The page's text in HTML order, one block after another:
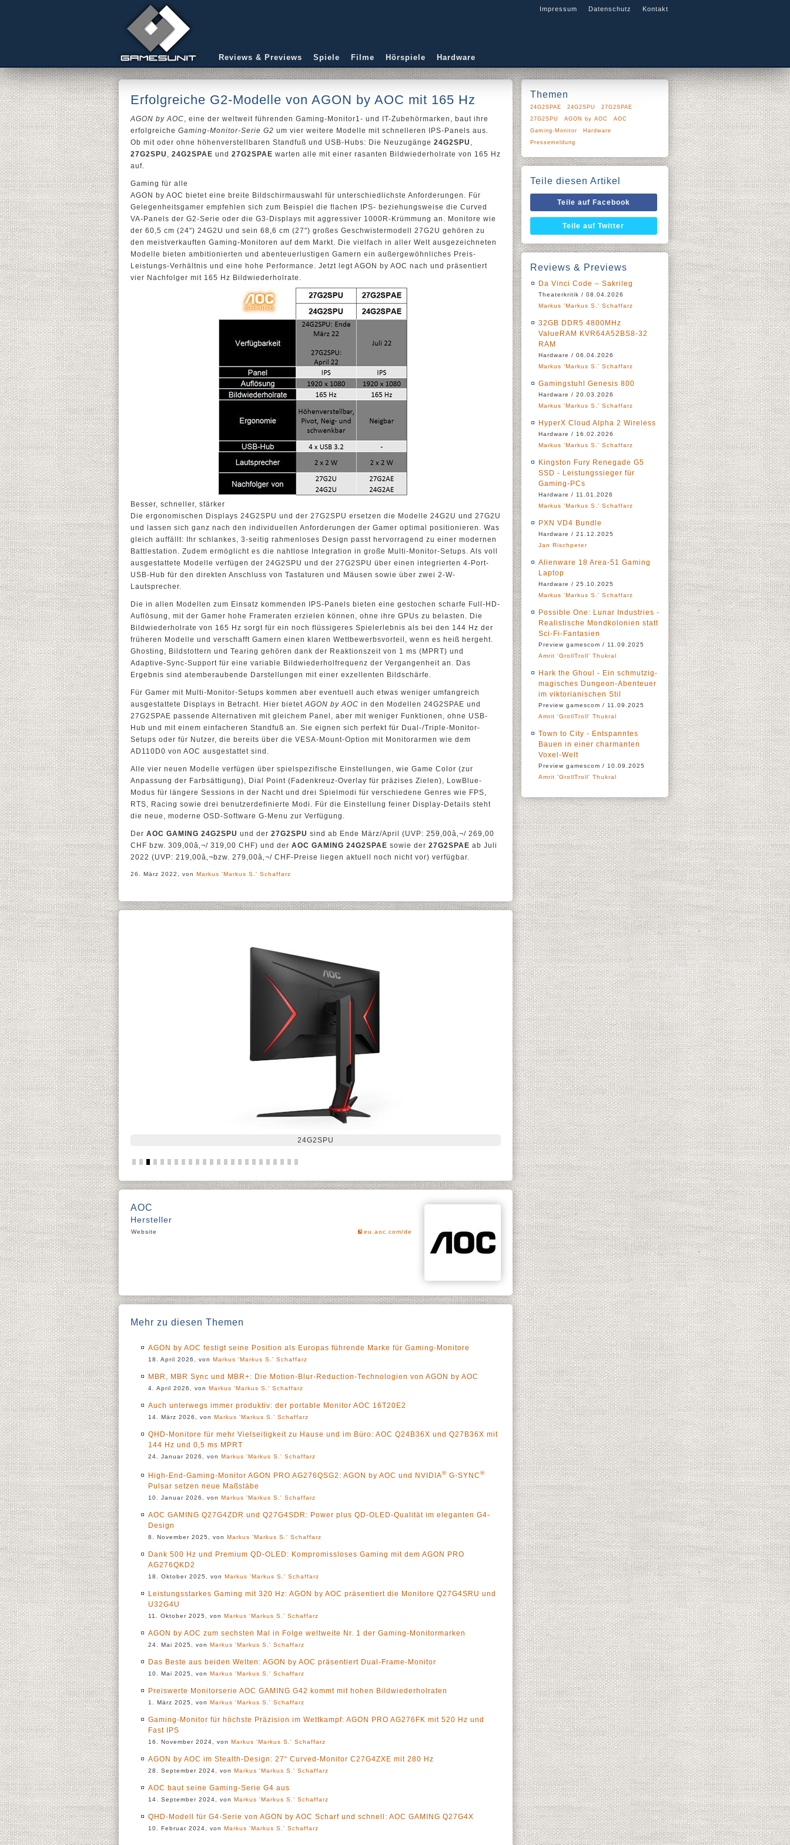
Impressum Datenschutz Kontakt
Reviews & Previews Spiele Filme Hörspiele Hardware
Erfolgreiche G2-Modelle von AGON by AOC mit 165 Hz
AGON by AOC, eine der weltweit führenden Gaming-Monitor1- und IT-Zubehörmarken, baut ihre
erfolgreiche Gaming-Monitor-Serie G2 um vier weitere Modelle mit schnelleren IPS-Panels aus.
Ob mit oder ohne höhenverstellbaren Standfuß und USB-Hubs: Die Neuzugänge 24G2SPU ,
27G2SPU , 24G2SPAE und 27G2SPAE warten alle mit einer rasanten Bildwiederholrate von 165 Hz
auf.
Gaming für alle
AGON by AOC bietet eine breite Bildschirmauswahl für unterschiedlichste Anforderungen. Für
Gelegenheitsgamer empfehlen sich zum Beispiel die flachen IPS- beziehungsweise die Curved
VA-Panels der G2-Serie oder die G3-Displays mit aggressiver 1000R-Krümmung an. Monitore wie
der 60,5 cm (24") 24G2U und sein 68,6 cm (27") großes Geschwistermodell 27G2U gehören zu
den meistverkauften Gaming-Monitoren auf dem Markt. Die vielfach in aller Welt ausgezeichneten
Modelle bieten ambitionierten und abenteuerlustigen Gamern ein außergewöhnliches Preis-
Leistungs-Verhältnis und eine hohe Performance. Jetzt legt AGON by AOC nach und präsentiert
vier Nachfolger mit 165 Hz Bildwiederholrate.
Besser, schneller, stärker
Die ergonomischen Displays 24G2SPU und der 27G2SPU ersetzen die Modelle 24G2U und 27G2U
und lassen sich ganz nach den individuellen Anforderungen der Gamer optimal positionieren. Was
gleich auffällt: Ihr schlankes, 3-seitig rahmenloses Design passt hervorragend zu einer modernen
Battlestation. Zudem ermöglicht es die nahtlose Integration in große Multi-Monitor-Setups. Als voll
ausgestattete Modelle verfügen der 24G2SPU und der 27G2SPU über einen integrierten 4-Port-
USB-Hub für den direkten Anschluss von Tastaturen und Mäusen sowie über zwei 2-W-
Lautsprecher.
Die in allen Modellen zum Einsatz kommenden IPS-Panels bieten eine gestochen scharfe Full-HD-
Auflösung, mit der Gamer hohe Frameraten erzielen können, ohne ihre GPUs zu belasten. Die
Bildwiederholrate von 165 Hz sorgt für ein noch flüssigeres Spielerlebnis als bei den 144 Hz der
früheren Modelle und verschafft Gamern einen klaren Wettbewerbsvorteil, wenn es heiß hergeht.
Ghosting, Bildstottern und Tearing gehören dank der Reaktionszeit von 1 ms (MPRT) und
Adaptive-Sync-Support für eine variable Bildwiederholfrequenz der Vergangenheit an. Das
Ergebnis sind atemberaubende Darstellungen mit einer exzellenten Bildschärfe.
Für Gamer mit Multi-Monitor-Setups kommen aber eventuell auch etwas weniger umfangreich
ausgestattete Displays in Betracht. Hier bietetAGON by AOC in den Modellen 24G2SPAE und
27G2SPAE passende Alternativen mit gleichem Panel, aber mit weniger Funktionen, ohne USB-
Hub und mit einem einfacheren Standfuß an. Sie eignen sich perfekt für Dual-/Triple-Monitor-
Setups oder für Nutzer, die bereits über die VESA-Mount-Option mit Monitorarmen wie dem
AD110D0 von AOC ausgestattet sind.
Alle vier neuen Modelle verfügen über spielspezifische Einstellungen, wie Game Color (zur
Anpassung der Farbsättigung), Dial Point (Fadenkreuz-Overlay für präzises Zielen), LowBlue-
Modus für längere Sessions in der Nacht und drei Spielmodi für verschiedene Genres wie FPS,
RTS, Racing sowie drei benutzerdefinierte Modi. Für die Einstellung feiner Display-Details steht
die neue, moderne OSD-Software G-Menu zur Verfügung.
Der AOC GAMING 24G2SPU und der 27G2SPU sind ab Ende März/April (UVP: 259,00â‚¬/ 269,00
CHF bzw. 309,00â‚¬/ 319,00 CHF) und der AOC GAMING 24G2SPAE sowie der 27G2SPAE ab Juli
2022 (UVP: 219,00â‚¬bzw. 279,00â‚¬/ CHF-Preise liegen aktuell noch nicht vor) verfügbar.
26. März 2022, von Markus 'Markus S.' Schaffarz
24G2SPU 24G2SPU
AOC
Hersteller
Website eu.aoc.com/de
Mehr zu diesen Themen
AGON by AOC festigt seine Position als Europas führende Marke für Gaming-Monitore
18. April 2026, von Markus 'Markus S.' Schaffarz
MBR, MBR Sync und MBR+: Die Motion-Blur-Reduction-Technologien von AGON by AOC
4. April 2026, von Markus 'Markus S.' Schaffarz
Auch unterwegs immer produktiv: der portable Monitor AOC 16T20E2
14. März 2026, von Markus 'Markus S.' Schaffarz
QHD-Monitore für mehr Vielseitigkeit zu Hause und im Büro: AOC Q24B36X und Q27B36X mit
144 Hz und 0,5 ms MPRT
24. Januar 2026, von Markus 'Markus S.' Schaffarz
High-End-Gaming-Monitor AGON PRO AG276QSG2: AGON by AOC und NVIDIA® G-SYNC®
Pulsar setzen neue Maßstäbe
10. Januar 2026, von Markus 'Markus S.' Schaffarz
AOC GAMING Q27G4ZDR und Q27G4SDR: Power plus QD-OLED-Qualität im eleganten G4-
Design
8. November 2025, von Markus 'Markus S.' Schaffarz
Dank 500 Hz und Premium QD-OLED: Kompromissloses Gaming mit dem AGON PRO
AG276QKD2
18. Oktober 2025, von Markus 'Markus S.' Schaffarz
Leistungsstarkes Gaming mit 320 Hz: AGON by AOC präsentiert die Monitore Q27G4SRU und
U32G4U
11. Oktober 2025, von Markus 'Markus S.' Schaffarz
AGON by AOC zum sechsten Mal in Folge weltweite Nr. 1 der Gaming-Monitormarken
24. Mai 2025, von Markus 'Markus S.' Schaffarz
Das Beste aus beiden Welten: AGON by AOC präsentiert Dual-Frame-Monitor
10. Mai 2025, von Markus 'Markus S.' Schaffarz
Preiswerte Monitorserie AOC GAMING G42 kommt mit hohen Bildwiederholraten
1. März 2025, von Markus 'Markus S.' Schaffarz
Gaming-Monitor für höchste Präzision im Wettkampf: AGON PRO AG276FK mit 520 Hz und
Fast IPS
16. November 2024, von Markus 'Markus S.' Schaffarz
AGON by AOC im Stealth-Design: 27“ Curved-Monitor C27G4ZXE mit 280 Hz
28. September 2024, von Markus 'Markus S.' Schaffarz
AOC baut seine Gaming-Serie G4 aus
14. September 2024, von Markus 'Markus S.' Schaffarz
QHD-Modell für G4-Serie von AGON by AOC Scharf und schnell: AOC GAMING Q27G4X
10. Februar 2024, von Markus 'Markus S.' Schaffarz
Themen
24G2SPAE 24G2SPU
27G2SPAE
27G2SPU
AGON by AOC
AOC
Gaming-Monitor
Hardware
Pressemeldung
Teile diesen Artikel
Teile auf Facebook
Teile auf Twitter
Reviews & Previews
Da Vinci Code – Sakrileg
Theaterkritik / 08.04.2026
Markus 'Markus S.' Schaffarz
32GB DDR5 4800MHz
ValueRAM KVR64A52BS8-32
RAM
Hardware / 06.04.2026
Markus 'Markus S.' Schaffarz
Gamingstuhl Genesis 800
Hardware / 20.03.2026
Markus 'Markus S.' Schaffarz
HyperX Cloud Alpha 2 Wireless
Hardware / 16.02.2026
Markus 'Markus S.' Schaffarz
Kingston Fury Renegade G5
SSD - Leistungssieger für
Gaming-PCs
Hardware / 11.01.2026
Markus 'Markus S.' Schaffarz
PXN VD4 Bundle
Hardware / 21.12.2025
Jan Rischpeter
Alienware 18 Area-51 Gaming
Laptop
Hardware / 25.10.2025
Markus 'Markus S.' Schaffarz
Possible One: Lunar Industries -
Realistische Mondkolonien statt
Sci-Fi-Fantasien
Preview gamescom / 11.09.2025
Amrit 'GrollTroll' Thukral
Hark the Ghoul - Ein schmutzig-
magisches Dungeon-Abenteuer
im viktorianischen Stil
Preview gamescom / 11.09.2025
Amrit 'GrollTroll' Thukral
Town to City - Entspanntes
Bauen in einer charmanten
Voxel-Welt
Preview gamescom / 10.09.2025
Amrit 'GrollTroll' Thukral